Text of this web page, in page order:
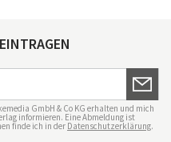
GmbH & Co KG erhalten und mich
informieren. Eine Abmeldung ist
finde ich in der Datenschutzerklärung.